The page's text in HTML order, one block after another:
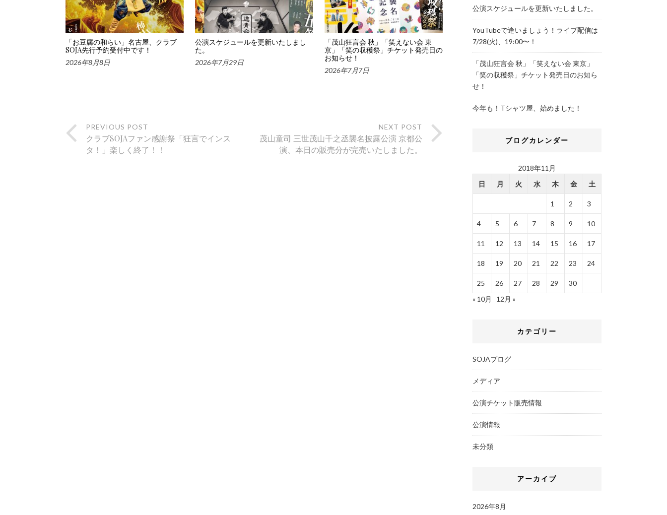
「お豆腐の和らい」名古屋、クラブ
SOJA先行予約受付中です！
2026年8月8日
公演スケジュールを更新いたしまし
た。
2026年7月29日
「茂山狂言会 秋」「笑えない会 東
京」「笑の収穫祭」チケット発売日の
お知らせ！
2026年7月7日
PREVIOUS POST
クラブSOJAファン感謝祭「狂言でインス
タ！」楽しく終了！！
NEXT POST
茂山童司 三世茂山千之丞襲名披露公演 京都公
演、本日の販売分が完売いたしました。
公演スケジュールを更新いたしました。
YouTubeで逢いましょう！ライブ配信は
7/28(火)、19:00〜！
「茂山狂言会 秋」「笑えない会 東京」
「笑の収穫祭」チケット発売日のお知ら
せ！
今年も！Tシャツ屋、始めました！
ブログカレンダー
2018年11月
日
月 火 水 木 金 土
1 2 3
4 5 6 7 8 9 10
11 12 13 14 15 16 17
18 19 20 21 22 23 24
25 26 27 28 29
30
« 10月
12月 »
カテゴリー
SOJAブログ
メディア
公演チケット販売情報
公演情報
未分類
アーカイブ
2026年8月